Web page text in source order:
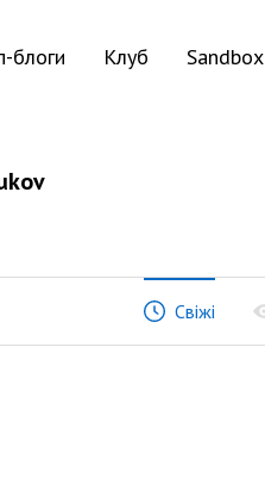
блоги Клуб Sandbox
Свіжі